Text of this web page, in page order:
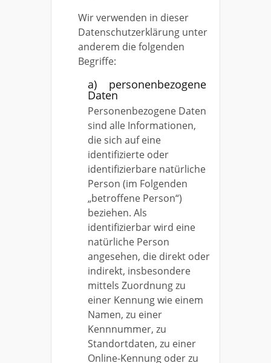
Wir verwenden in dieser
Datenschutzerklärung unter
anderem die folgenden
Begriffe:
a) personenbezogene
Daten
Personenbezogene Daten
sind alle Informationen,
die sich auf eine
identifizierte oder
identifizierbare natürliche
Person (im Folgenden
„betroffene Person“)
beziehen. Als
identifizierbar wird eine
natürliche Person
angesehen, die direkt oder
indirekt, insbesondere
mittels Zuordnung zu
einer Kennung wie einem
Namen, zu einer
Kennnummer, zu
Standortdaten, zu einer
Online-Kennung oder zu